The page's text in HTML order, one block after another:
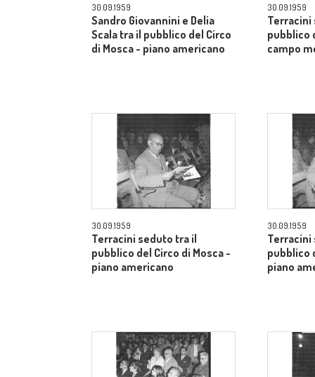
30.09.1959
Sandro Giovannini e Delia
Scala tra il pubblico del Circo
di Mosca - piano americano
30.09.1959
Terracini
pubblico
campo
30.09.1959
Terracini seduto tra il
pubblico del Circo di Mosca -
piano americano
30.09.1959
Terracini
pubblico
piano